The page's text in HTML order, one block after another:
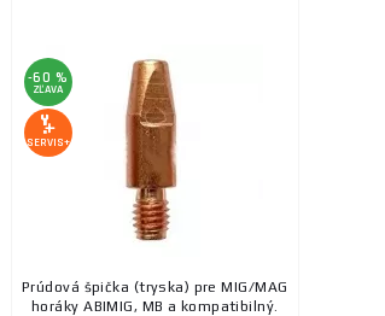
-60 %
ZĽAVA
SERVIS+
Prúdová špička (tryska) pre MIG/MAG
horáky ABIMIG, MB a kompatibilný.